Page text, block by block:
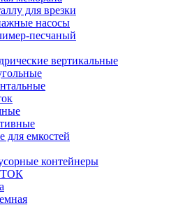
для врезки
насосы
песчаный
вертикальные
емкостей
контейнеры